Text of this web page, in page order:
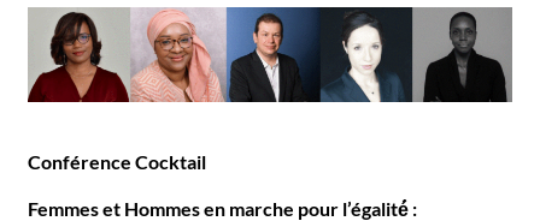
Conférence Cocktail
Femmes et Hommes en marche pour l’égalité́ :